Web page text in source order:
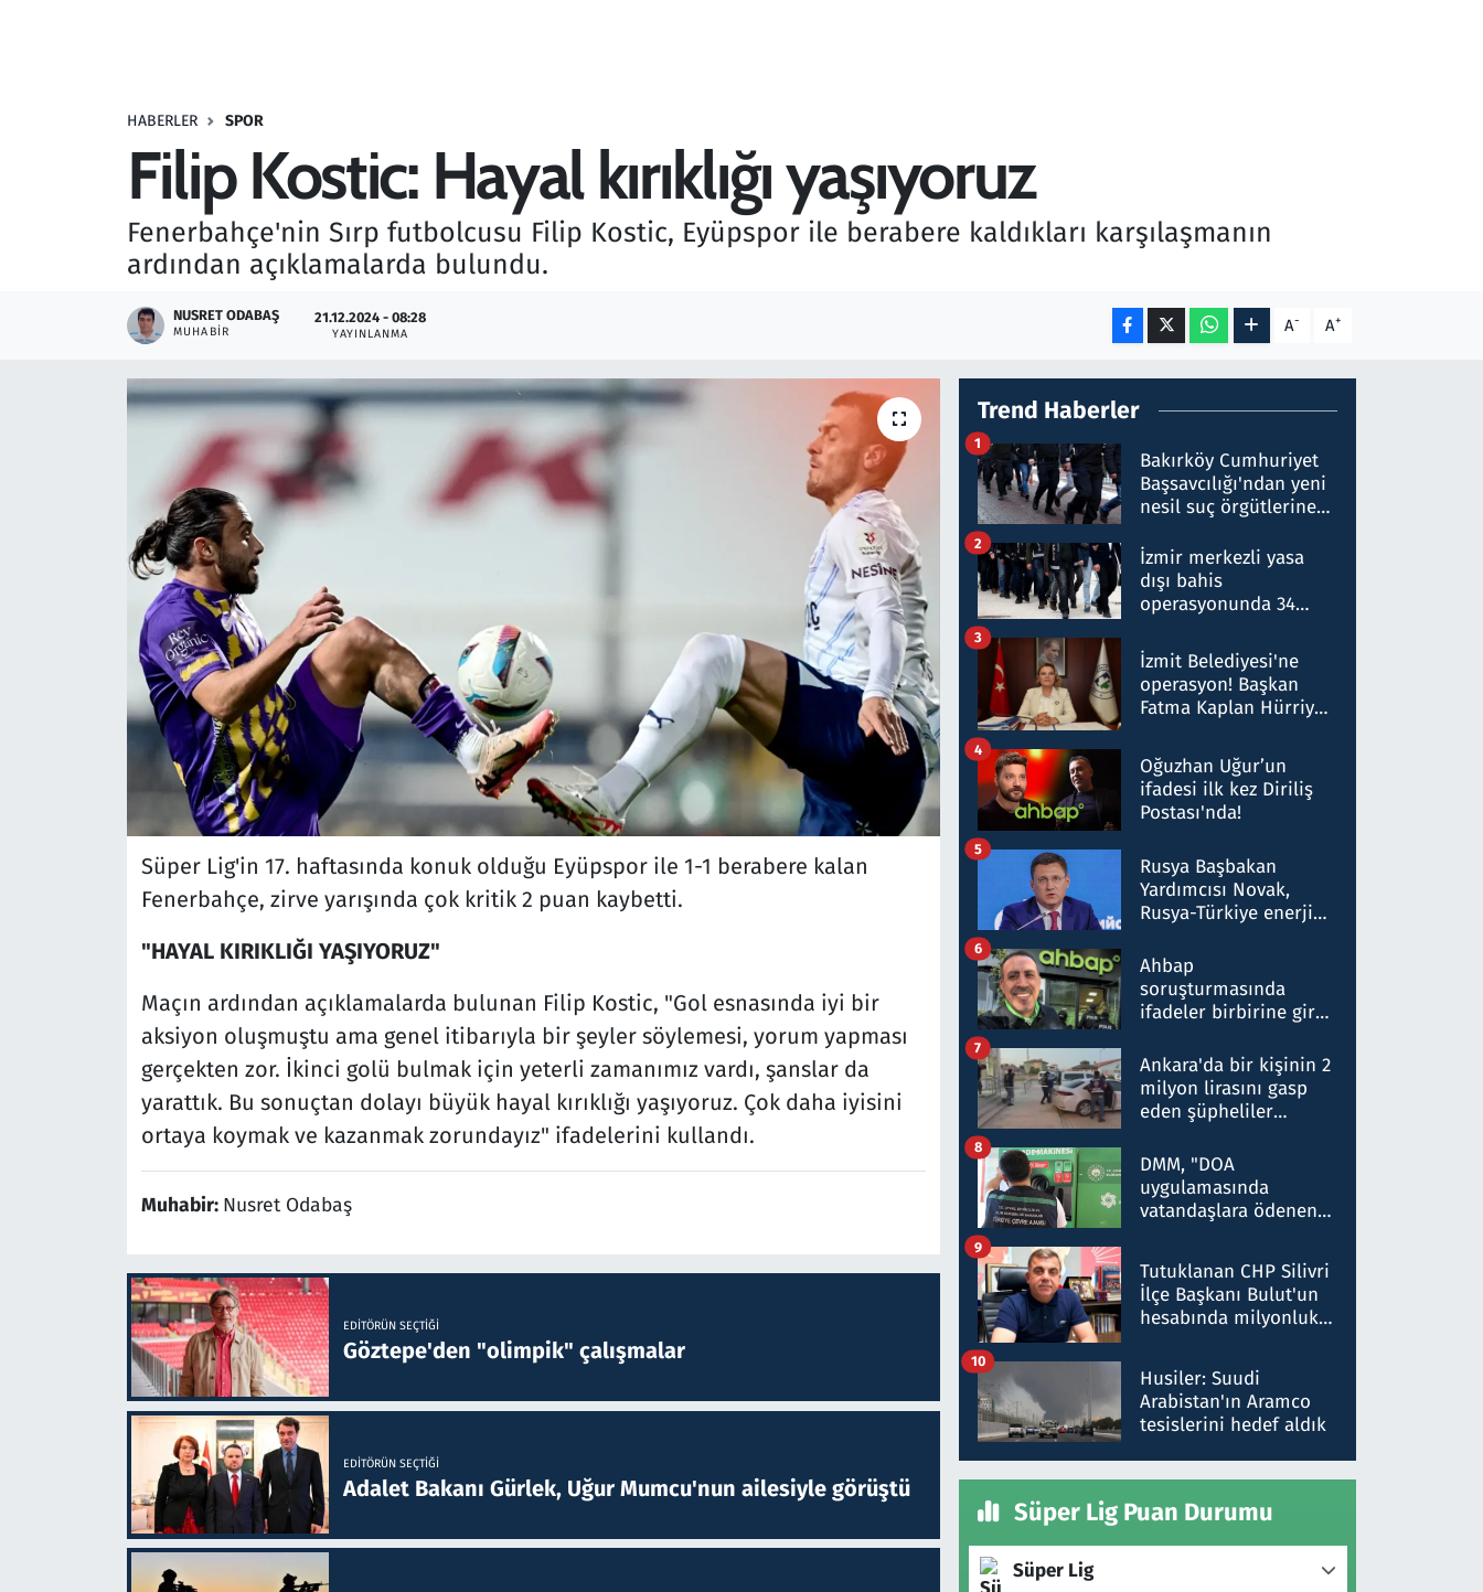
HABERLER SPOR
Filip Kostic: Hayal kırıklığı yaşıyoruz
Fenerbahçe'nin Sırp futbolcusu Filip Kostic, Eyüpspor ile berabere kaldıkları karşılaşmanın
ardından açıklamalarda bulundu.
NUSRET ODABAŞ
MUHABIR
21.12.2024 - 08:28
YAYINLANMA A- A+
Süper Lig'in 17. haftasında konuk olduğu Eyüpspor ile 1-1 berabere kalan
Fenerbahçe, zirve yarışında çok kritik 2 puan kaybetti.
"HAYAL KIRIKLIĞI YAŞIYORUZ"
Maçın ardından açıklamalarda bulunan Filip Kostic, "Gol esnasında iyi bir
aksiyon oluşmuştu ama genel itibarıyla bir şeyler söylemesi, yorum yapması
gerçekten zor. İkinci golü bulmak için yeterli zamanımız vardı, şanslar da
yarattık. Bu sonuçtan dolayı büyük hayal kırıklığı yaşıyoruz. Çok daha iyisini
ortaya koymak ve kazanmak zorundayız" ifadelerini kullandı.
Muhabir: Nusret Odabaş
EDITÖRÜN SEÇTIĞI
Göztepe'den "olimpik" çalışmalar
EDITÖRÜN SEÇTIĞI
Adalet Bakanı Gürlek, Uğur Mumcu'nun ailesiyle görüştü
Trend Haberler
Bakırköy Cumhuriyet
Başsavcılığı'ndan yeni
nesil suç örgütlerine
hakkında gözaltı kararı
1
İzmir merkezli yasa
dışı bahis
operasyonunda 34
Milyar liralık para
trafiği tespit edildi
2
İzmit Belediyesi'ne
operasyon! Başkan
Fatma Kaplan Hürriyet
3
Oğuzhan Uğur’un
ifadesi ilk kez Diriliş
Postası'nda!
4
Rusya Başbakan
Yardımcısı Novak,
Rusya-Türkiye enerji
nitelikte olduğunu
belirtti
5
Ahbap
soruşturmasında
ifadeler birbirine girdi:
ifadelerinden ortaya
çıkan tablo şok etti
6
Ankara'da bir kişinin 2
milyon lirasını gasp
eden şüpheliler
7
DMM, "DOA
uygulamasında
vatandaşlara ödenen
düşürüldüğü" iddiasını
yalanladı
8
Tutuklanan CHP Silivri
İlçe Başkanı Bulut'un
hesabında milyonluk
talimat verdi, ben
gönderdim
9
Husiler: Suudi
Arabistan'ın Aramco
tesislerini hedef aldık
10
Süper Lig Puan Durumu
Süper Lig
Savunma Sanayi
Seçim 2023
Teknoloji ve Bilim